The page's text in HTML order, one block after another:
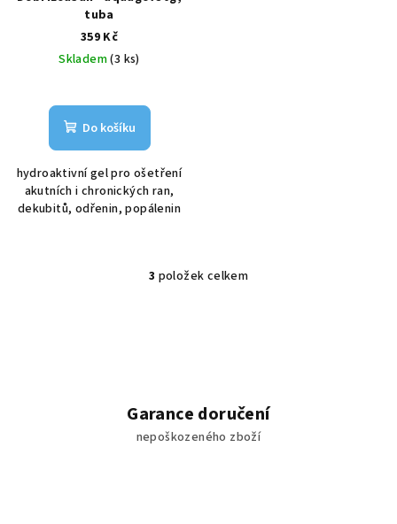
tuba
359 Kč
Skladem(3 ks)
Do košíku
hydroaktivní gel pro ošetření
akutních i chronických ran,
dekubitů, odřenin, popálenin
O
c
í
p
3 položek celkem
Garance doručení
nepoškozeného zboží